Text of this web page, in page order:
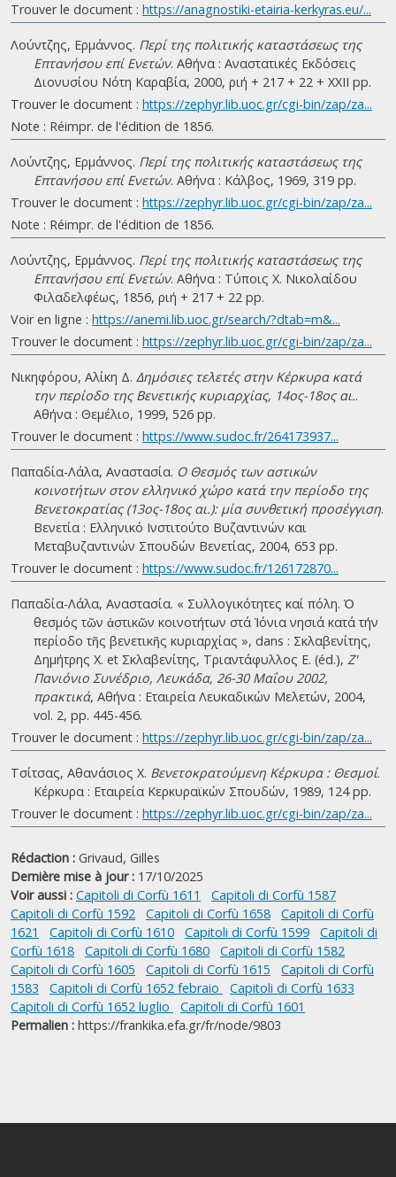
Trouver le document : https://anagnostiki-etairia-kerkyras.eu/...
Λούντζης, Ερμάννος. Περί της πολιτικής καταστάσεως της
Επτανήσου επί Ενετών. Αθήνα : Αναστατικές Εκδόσεις
Διονυσίου Νότη Καραβία, 2000, ριή + 217 + 22 + ΧΧΙΙ pp.
Trouver le document : https://zephyr.lib.uoc.gr/cgi-bin/zap/za...
Note : Réimpr. de l'édition de 1856.
Λούντζης, Ερμάννος. Περί της πολιτικής καταστάσεως της
Επτανήσου επί Ενετών. Αθήνα : Κάλβος, 1969, 319 pp.
Trouver le document : https://zephyr.lib.uoc.gr/cgi-bin/zap/za...
Note : Réimpr. de l'édition de 1856.
Λούντζης, Ερμάννος. Περί της πολιτικής καταστάσεως της
Επτανήσου επί Ενετών. Αθήνα : Τύποις Χ. Νικολαίδου
Φιλαδελφέως, 1856, ριή + 217 + 22 pp.
Voir en ligne : https://anemi.lib.uoc.gr/search/?dtab=m&...
Trouver le document : https://zephyr.lib.uoc.gr/cgi-bin/zap/za...
Νικηφόρου, Αλίκη Δ. Δημόσιες τελετές στην Κέρκυρα κατά
την περίοδο της Βενετικής κυριαρχίας, 14ος-18ος αι..
Αθήνα : Θεμέλιο, 1999, 526 pp.
Trouver le document : https://www.sudoc.fr/264173937...
Παπαδία-Λάλα, Αναστασία. Ο Θεσμός των αστικών
κοινοτήτων στον ελληνικό χώρο κατά την περίοδο της
Βενετοκρατίας (13ος-18ος αι.): μία συνθετική προσέγγιση.
Βενετία : Ελληνικό Ινστιτούτο Βυζαντινών και
Μεταβυζαντινών Σπουδών Βενετίας, 2004, 653 pp.
Trouver le document : https://www.sudoc.fr/126172870...
Παπαδία-Λάλα, Αναστασία. « Συλλογικότητες καί πόλη. Ὁ
θεσµός τῶν ἀστικῶν κοινοτήτων στά Ἰόνια νησιά κατά τήν
περίοδο τῆς βενετικῆς κυριαρχίας », dans : Σκλαβενίτης,
Δημήτρης Χ. et Σκλαβενίτης, Τριαντάφυλλος Ε. (éd.), Ζ'
Πανιόνιο Συνέδριο, Λευκάδα, 26-30 Μαΐου 2002,
πρακτικά, Αθήνα : Εταιρεία Λευκαδικών Μελετών, 2004,
vol. 2, pp. 445-456.
Trouver le document : https://zephyr.lib.uoc.gr/cgi-bin/zap/za...
Τσίτσας, Αθανάσιος Χ. Βενετοκρατούμενη Κέρκυρα : Θεσμοί.
Κέρκυρα : Εταιρεία Κερκυραϊκών Σπουδών, 1989, 124 pp.
Trouver le document : https://zephyr.lib.uoc.gr/cgi-bin/zap/za...
Rédaction : Grivaud, Gilles
Dernière mise à jour : 17/10/2025
Voir aussi : Capitoli di Corfù 1611
Capitoli di Corfù 1587
Capitoli di Corfù 1592
Capitoli di Corfù 1658
Capitoli di Corfù
1621
Capitoli di Corfù 1610 Capitoli di Corfù 1599
Capitoli di
Corfù 1618
Capitoli di Corfù 1680
Capitoli di Corfù 1582
Capitoli di Corfù 1605
Capitoli di Corfù 1615
Capitoli di Corfù
1583
Capitoli di Corfù 1652 febraio
Capitoli di Corfù 1633
Capitoli di Corfù 1652 luglio
Capitoli di Corfù 1601
Permalien : https://frankika.efa.gr/fr/node/9803